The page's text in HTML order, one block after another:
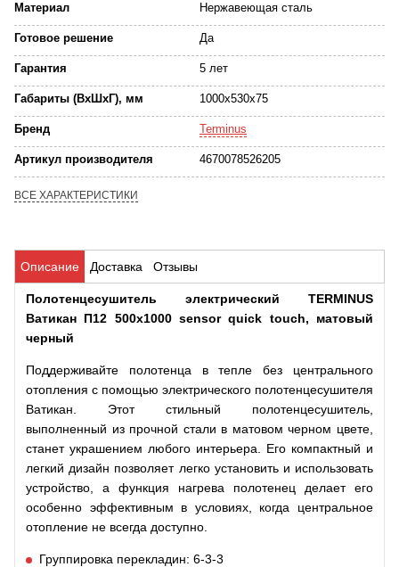
Материал
Нержавеющая сталь
Готовое решение Да
Гарантия 5 лет
Габариты (ВхШхГ), мм 1000x530x75
Бренд Terminus
Артикул производителя 4670078526205
ВСЕ ХАРАКТЕРИСТИКИ
Описание Доставка Отзывы
Полотенцесушитель электрический TERMINUS
Ватикан П12 500х1000 sensor quick touch, матовый
черный
Поддерживайте полотенца в тепле без центрального
отопления с помощью электрического полотенцесушителя
Ватикан . Этот стильный полотенцесушитель,
выполненный из прочной стали в матовом черном цвете,
станет украшением любого интерьера. Его компактный и
легкий дизайн позволяет легко установить и использовать
устройство, а функция нагрева полотенец делает его
особенно эффективным в условиях, когда центральное
отопление не всегда доступно.
Группировка перекладин: 6-3-3